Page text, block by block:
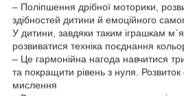
– Поліпшення дрібної моторики,
здібностей дитини й емоційного
У дитини, завдяки таким іграшкам
розвиватися техніка поєднання
– Це гармонійна нагода навчитися
та покращити рівень з нуля. Розвиток
мислення